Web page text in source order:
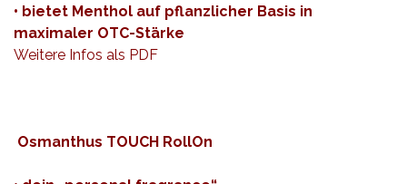
• bietet Menthol auf pflanzlicher Basis in
maximaler OTC-Stärke
Weitere Infos als PDF
Osmanthus TOUCH RollOn